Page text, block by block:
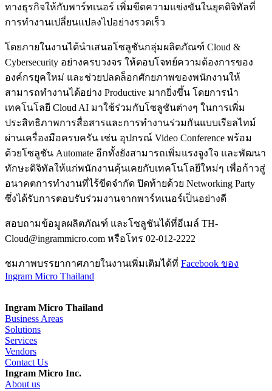
ทางธุรกิจให้กับพาร์ทเนอร์ เพิ่มขีดความแข่งขันในยุคดิจิทัลที่
การทำงานเปลี่ยนแปลงไปอย่างรวดเร็ว
โดยภายในงานได้นำเสนอโซลูชันกลุ่มผลิตภัณฑ์ Cloud &
Cybersecurity อย่างครบวงจร ให้ตอบโจทย์ความต้องการของ
องค์กรยุคใหม่ และช่วยปลดล็อกศักยภาพของพนักงานให้
สามารถทำงานได้อย่าง Productive มากยิ่งขึ้น โดยการนำ
เทคโนโลยี Cloud AI มาใช้ร่วมกับโซลูชันต่างๆ ในการเพิ่ม
ประสิทธิภาพการสื่อสารและการทำงานร่วมกันแบบเรียลไทม์
ผ่านเครื่องมือครบครัน เช่น อุปกรณ์ Video Conference พร้อม
ด้วยโซลูชัน Automate อีกทั้งยังสามารถเพิ่มแรงจูงใจ และพัฒนา
ทักษะดิจิทัลให้แก่พนักงานคุ้นเคยกับเทคโนโลยีใหม่ๆ เพื่อก้าวสู่
อนาคตการทำงานที่ไร้ขีดจำกัด ปิดท้ายด้วย Networking Party
ซึ่งได้รับการตอบรับร่วมงานจากพาร์ทเนอร์เป็นอย่างดี
สอบถามข้อมูลผลิตภัณฑ์ และโซลูชันได้ที่อีเมล์ TH-
Cloud@ingrammicro.com หรือโทร 02-012-2222
ชมภาพบรรยากาศภายในงานเพิ่มเติมได้ที่ Facebook ของ
Ingram Micro Thailand
Ingram Micro Thailand
Business Areas
Solutions
Services
Vendors
Contact Us
Ingram Micro Inc.
About us